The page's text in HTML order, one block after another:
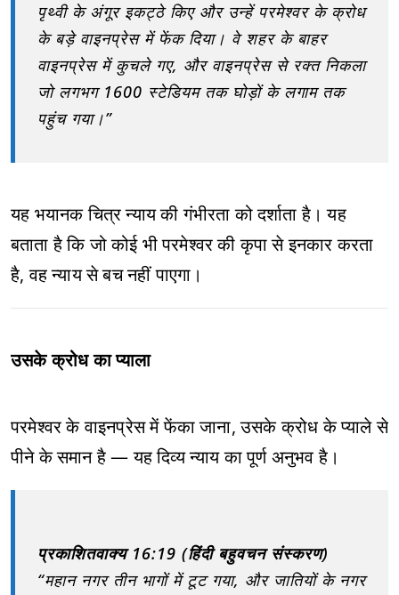
पृथ्वी के अंगूर इकट्ठे किए और उन्हें परमेश्वर के क्रोध
के बड़े वाइनप्रेस में फेंक दिया। वे शहर के बाहर
वाइनप्रेस में कुचले गए, और वाइनप्रेस से रक्त निकला
जो लगभग 1600 स्टेडियम तक घोड़ों के लगाम तक
पहुंच गया।”
यह भयानक चित्र न्याय की गंभीरता को दर्शाता है। यह
बताता है कि जो कोई भी परमेश्वर की कृपा से इनकार करता
है, वह न्याय से बच नहीं पाएगा।
उसके क्रोध का प्याला
परमेश्वर के वाइनप्रेस में फेंका जाना, उसके क्रोध के प्याले से
पीने के समान है — यह दिव्य न्याय का पूर्ण अनुभव है।
प्रकाशितवाक्य 16:19 (हिंदी बहुवचन संस्करण)
“महान नगर तीन भागों में टूट गया, और जातियों के नगर